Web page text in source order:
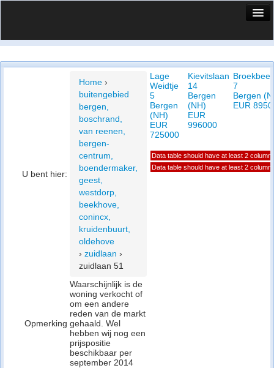
Vergelijk prijsposities - wijk
Cookie beleid
U bent hier:
Home ›
buitengebied
bergen,
boschrand,
van reenen,
bergen-
centrum,
boendermaker,
geest,
westdorp,
beekhove,
conincx,
kruidenbuurt,
oldehove
› zuidlaan ›
zuidlaan 51
Opmerking
Waarschijnlijk is de
woning verkocht of
om een andere
reden van de markt
gehaald. Wel
hebben wij nog een
prijspositie
beschikbaar per
september 2014
Lage
Weidtje
5
Bergen
(NH)
EUR
725000
Kievitslaan
14
Bergen
(NH)
EUR
996000
7
Bergen
EUR
Data table should have at least 2
Data table should have at least 2